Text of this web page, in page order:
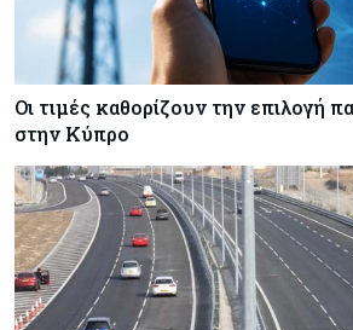
Οι τιμές καθορίζουν την επιλογή
στην Κύπρο